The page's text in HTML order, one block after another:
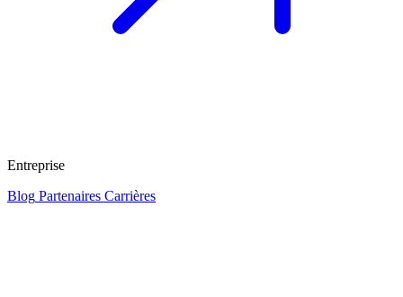
Entreprise
Blog Partenaires Carrières